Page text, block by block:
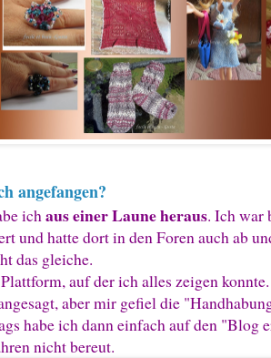
angefangen?
ichaus einer Laune heraus. Ich war
und hatte dort in den Foren auch ab
das gleiche.
auf der ich alles zeigen
aber mir gefiel die
habe ich dann einfach auf den "Blog
nicht bereut.